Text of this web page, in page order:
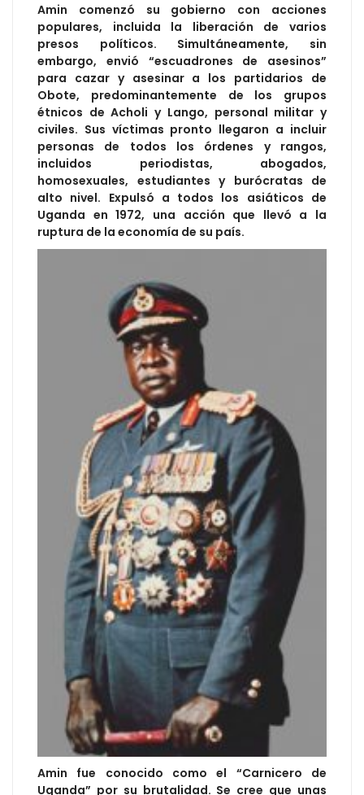
Amin comenzó su gobierno con acciones
populares, incluida la liberación de varios
presos políticos. Simultáneamente, sin
embargo, envió “escuadrones de asesinos”
para cazar y asesinar a los partidarios de
Obote, predominantemente de los grupos
étnicos de Acholi y Lango, personal militar y
civiles. Sus víctimas pronto llegaron a incluir
personas de todos los órdenes y rangos,
incluidos periodistas, abogados,
homosexuales, estudiantes y burócratas de
alto nivel. Expulsó a todos los asiáticos de
Uganda en 1972, una acción que llevó a la
ruptura de la economía de su país.
Amin fue conocido como el “Carnicero de
Uganda” por su brutalidad. Se cree que unas